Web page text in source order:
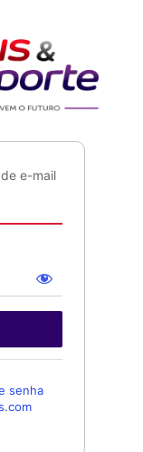
e-mail
senha